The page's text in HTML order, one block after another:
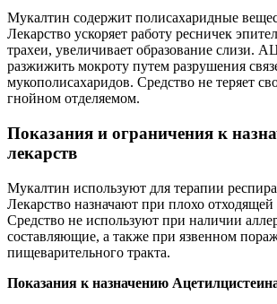
Мукалтин содержит полисахаридные
Лекарство ускоряет работу ресничек
трахеи, увеличивает образование слизи.
разжижить мокроту путем разрушения
мукополисахаридов. Средство не теряет
гнойном отделяемом.
Показания и ограничения к
лекарств
Мукалтин используют для терапии
Лекарство назначают при плохо
Средство не используют при наличии
составляющие, а также при язвенном
пищеварительного тракта.
Показания к назначению